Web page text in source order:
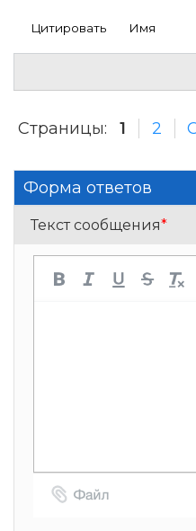
Цитировать Имя
Страницы: 1 2
Форма ответов
Текст сообщения*